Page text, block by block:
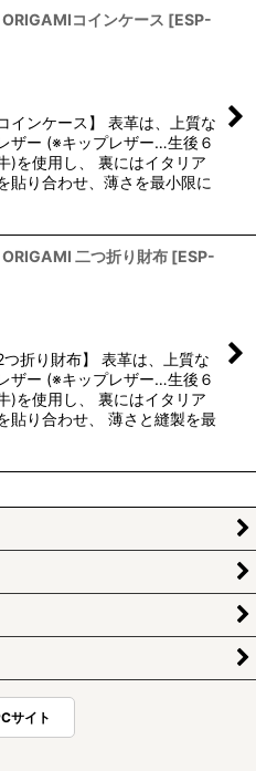
コインケース [ESP-
インケース】 表革は、上質な
ザー (※キップレザー…生後６
)を使用し、 裏にはイタリア
貼り合わせ、薄さを最小限に
二つ折り財布 [ESP-
つ折り財布】 表革は、上質な
ザー (※キップレザー…生後６
)を使用し、 裏にはイタリア
貼り合わせ、 薄さと縫製を最
サイト